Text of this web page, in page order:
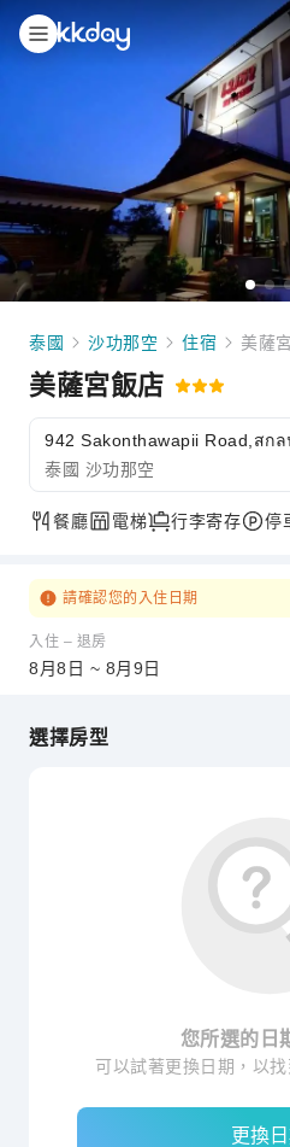
泰國 沙功那空 住宿 美薩
美薩宮飯店
942 Sakonthawapii Road,สก
泰國 沙功那空
餐廳 電梯 行李寄存 停
請確認您的入住日期
入住 – 退房
8月8日 ~ 8月9日
選擇房型
您所選的日
可以試著更換日期，以
更換